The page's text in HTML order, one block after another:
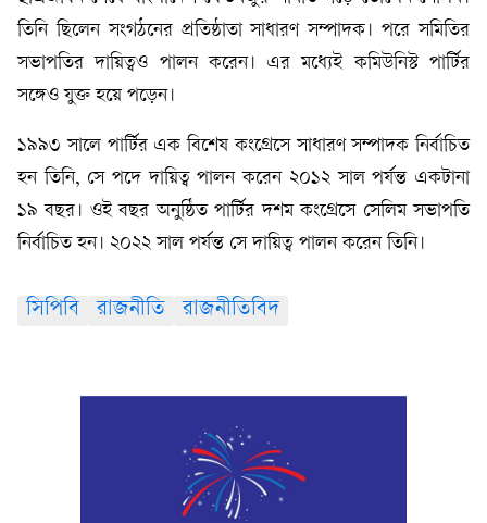
তিনি ছিলেন সংগঠনের প্রতিষ্ঠাতা সাধারণ সম্পাদক। পরে সমিতির
সভাপতির দায়িত্বও পালন করেন। এর মধ্যেই কমিউনিস্ট পার্টির
সঙ্গেও যুক্ত হয়ে পড়েন।
১৯৯৩ সালে পার্টির এক বিশেষ কংগ্রেসে সাধারণ সম্পাদক নির্বাচিত
হন তিনি, সে পদে দায়িত্ব পালন করেন ২০১২ সাল পর্যন্ত একটানা
১৯ বছর। ওই বছর অনুষ্ঠিত পার্টির দশম কংগ্রেসে সেলিম সভাপতি
নির্বাচিত হন। ২০২২ সাল পর্যন্ত সে দায়িত্ব পালন করেন তিনি।
সিপিবি রাজনীতি রাজনীতিবিদ